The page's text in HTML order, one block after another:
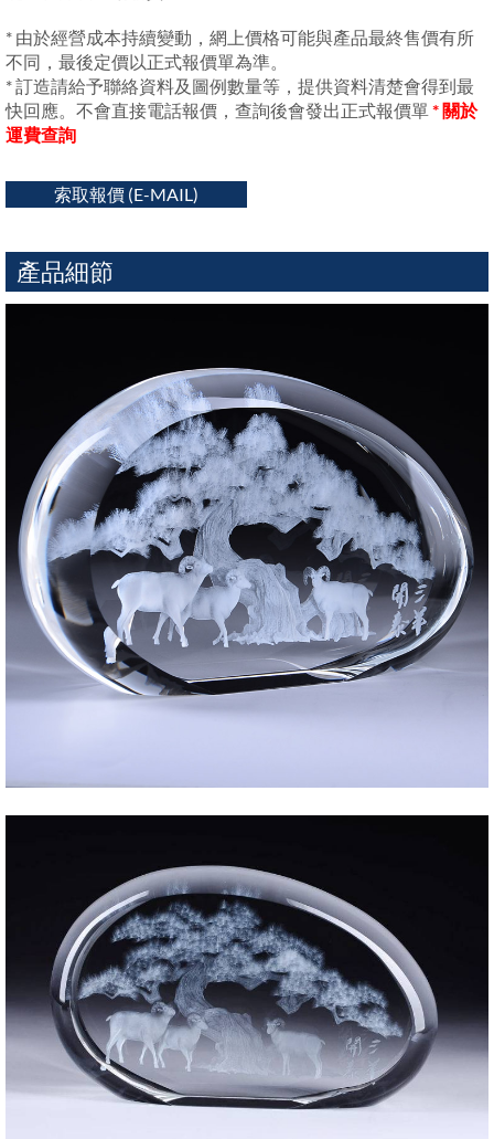
* 由於經營成本持續變動，網上價格可能與產品最終售價有所
不同，最後定價以正式報價單為準。
* 訂造請給予聯絡資料及圖例數量等，提供資料清楚會得到最
快回應。不會直接電話報價，查詢後會發出正式報價單* 關於
運費查詢
索取報價 (E-MAIL)
產品細節